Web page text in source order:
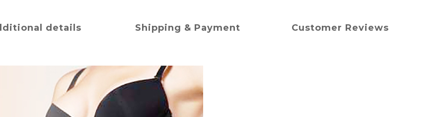
details Shipping & Payment Customer Reviews